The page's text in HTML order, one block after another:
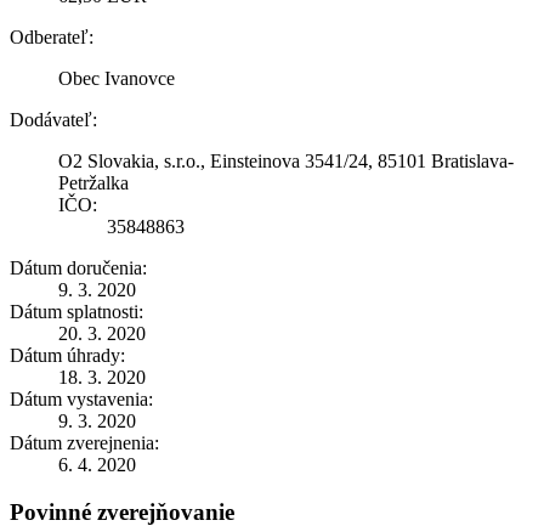
Odberateľ:
Obec Ivanovce
Dodávateľ:
O2 Slovakia, s.r.o., Einsteinova 3541/24, 85101 Bratislava-
Petržalka
IČO:
35848863
Dátum doručenia:
9. 3. 2020
Dátum splatnosti:
20. 3. 2020
Dátum úhrady:
18. 3. 2020
Dátum vystavenia:
9. 3. 2020
Dátum zverejnenia:
6. 4. 2020
Povinné zverejňovanie